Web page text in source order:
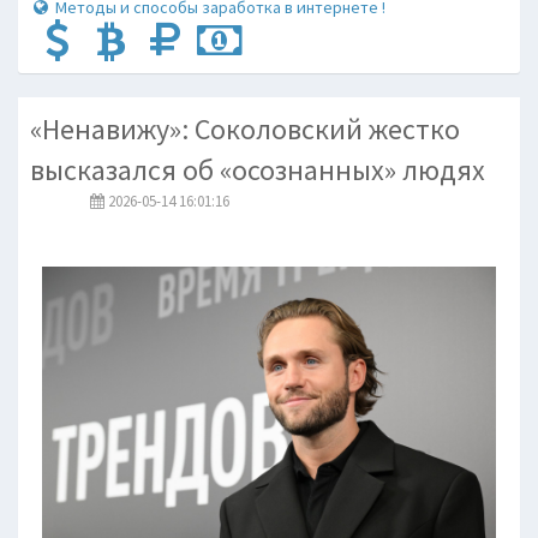
Методы и способы заработка в интернете !
«Ненавижу»: Соколовский жестко
высказался об «осознанных» людях
2026-05-14 16:01:16